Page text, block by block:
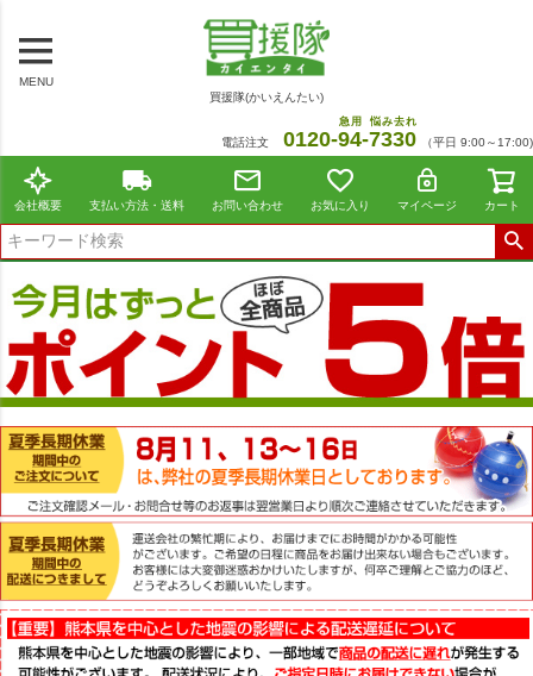
MENU
買援隊(かいえんたい)
電話注文 0120-94
急用
-7330
悩み去れ
（平日 9:00～17:00)
会社概要 支払い方法・送料 お問い合わせ お気に入り マイページ カート